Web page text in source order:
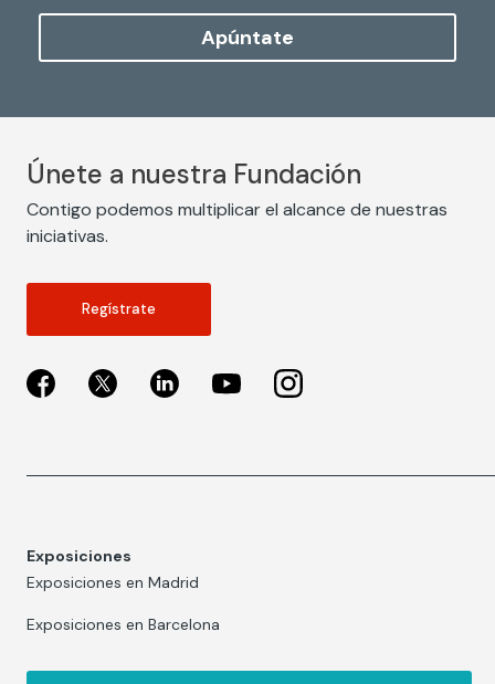
Apúntate
Únete a nuestra Fundación
Contigo podemos multiplicar el alcance de nuestras
iniciativas.
Regístrate
Exposiciones
Exposiciones en Madrid
Exposiciones en Barcelona